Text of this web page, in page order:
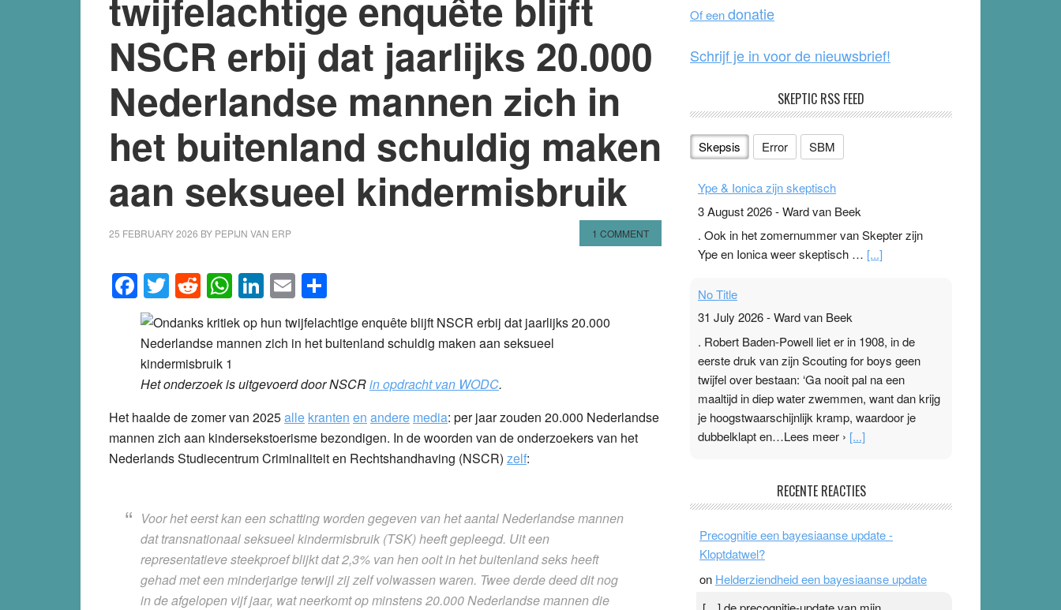
NSCR erbij dat jaarlijks 20.000
Nederlandse mannen zich in
het buitenland schuldig maken
aan seksueel kindermisbruik
25 FEBRUARY 2026 BY PEPIJN VAN ERP 1 COMMENT
Facebook
Twitter
Reddit
WhatsApp
LinkedIn
Email
Het onderzoek is uitgevoerd door NSCRin opdracht van WODC.
Het haalde de zomer van 2025alle kranten en andere media: per jaar zouden 20.000 Nederlandse
mannen zich aan kindersekstoerisme bezondigen. In de woorden van de onderzoekers van het
Nederlands Studiecentrum Criminaliteit en Rechtshandhaving (NSCR) zelf:
Voor het eerst kan een schatting worden gegeven van het aantal Nederlandse mannen
dat transnationaal seksueel kindermisbruik (TSK) heeft gepleegd. Uit een
representatieve steekproef blijkt dat 2,3% van hen ooit in het buitenland seks heeft
gehad met een minderjarige terwijl zij zelf volwassen waren. Twee derde deed dit nog
in de afgelopen vijf jaar, wat neerkomt op minstens 20.000 Nederlandse mannen die
k
Of eendonatie
Schrijf je in voor de nieuwsbrief!
SKEPTIC RSS FEED
Skepsis Error SBM
Ype & Ionica zijn skeptisch
3 August 2026-Ward van Beek
. Ook in het zomernummer van Skepter zijn
Ype en Ionica weer skeptisch … [...]
No Title
31 July 2026-Ward van Beek
. Robert Baden-Powell liet er in 1908, in de
eerste druk van zijn Scouting for boys geen
twijfel over bestaan: ‘Ga nooit pal na een
maaltijd in diep water zwemmen, want dan krijg
je hoogstwaarschijnlijk kramp, waardoor je
dubbelklapt en…Lees meer › [...]
Ward van Beek
topsporters. Ze hopen ermee hun hartslag te
verlagen terwijl ze meer zuurstof opnemen.
Daarop heeft zo’n pleister geen effect. Maar het
RECENTE REACTIES
Precognitie een bayesiaanse update -
Kloptdatwel?
on Helderziendheid een bayesiaanse update